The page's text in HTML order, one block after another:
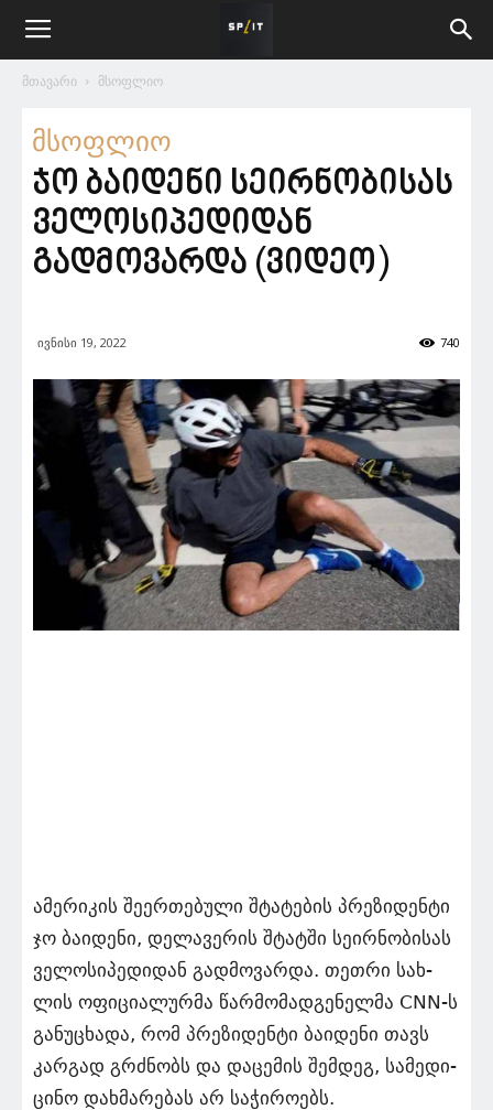
მთავარი მსოფლიო
მსოფლიო
ჯო ბაიდენი სეირნობისას
ველოსიპედიდან
გადმოვარდა (ვიდეო)
ივნისი 19, 2022 740
ამე­რი­კის შე­ერ­თე­ბუ­ლი შტა­ტე­ბის პრე­ზი­დენ­ტი
ჯო ბა­ი­დე­ნი, დე­ლა­ვე­რის შტატ­ში სე­ირ­ნო­ბი­სას
ვე­ლო­სი­პე­დი­დან გად­მო­ვარ­და. თეთ­რი სახ­
ლის ოფი­ცი­ა­ლურ­მა წარ­მო­მად­გე­ნელ­მა CNN-ს
გა­ნუ­ცხა­და, რომ პრე­ზი­დენ­ტი ბა­ი­დე­ნი თავს
კარ­გად გრძნობს და და­ცე­მის შემ­დეგ, სა­მე­დი­
ცი­ნო დახ­მა­რე­ბას არ სა­ჭი­რო­ებს.